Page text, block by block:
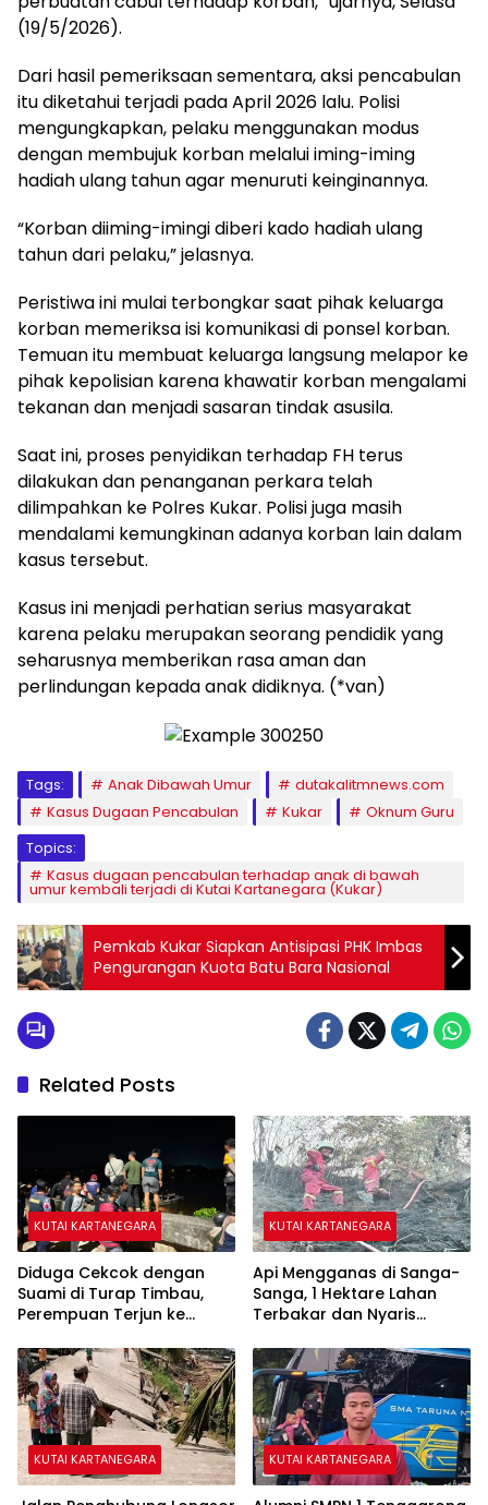
(19/5/2026).
Dari hasil pemeriksaan sementara, aksi pencabulan
itu diketahui terjadi pada April 2026 lalu. Polisi
mengungkapkan, pelaku menggunakan modus
dengan membujuk korban melalui iming-iming
hadiah ulang tahun agar menuruti keinginannya.
“Korban diiming-imingi diberi kado hadiah ulang
tahun dari pelaku,” jelasnya.
Peristiwa ini mulai terbongkar saat pihak keluarga
korban memeriksa isi komunikasi di ponsel korban.
Temuan itu membuat keluarga langsung melapor ke
pihak kepolisian karena khawatir korban mengalami
tekanan dan menjadi sasaran tindak asusila.
Saat ini, proses penyidikan terhadap FH terus
dilakukan dan penanganan perkara telah
dilimpahkan ke Polres Kukar. Polisi juga masih
mendalami kemungkinan adanya korban lain dalam
kasus tersebut.
Kasus ini menjadi perhatian serius masyarakat
karena pelaku merupakan seorang pendidik yang
seharusnya memberikan rasa aman dan
perlindungan kepada anak didiknya. (*van)
Tags: Anak Dibawah Umur
dutakalitmnews.com
Kasus Dugaan Pencabulan
Kukar
Oknum Guru
Topics:
Kasus dugaan pencabulan terhadap anak di bawah
umur kembali terjadi di Kutai Kartanegara (Kukar)
Pemkab Kukar Siapkan Antisipasi PHK Imbas
Pengurangan Kuota Batu Bara Nasional
Related Posts
KUTAI KARTANEGARA
Diduga Cekcok dengan
Suami di Turap Timbau,
Perempuan Terjun ke
KUTAI KARTANEGARA
Api Mengganas di Sanga-
Sanga, 1 Hektare Lahan
Terbakar dan Nyaris
KUTAI KARTANEGARA KUTAI KARTANEGARA